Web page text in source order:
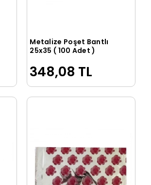
Sepete Ekle
Metalize Poşet Bantlı
25x35 ( 100 Adet )
348,08 TL